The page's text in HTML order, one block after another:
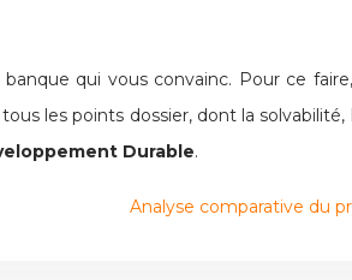
qui vous convainc. Pour ce
les points dossier, dont la
Durable.
Analyse comparative du